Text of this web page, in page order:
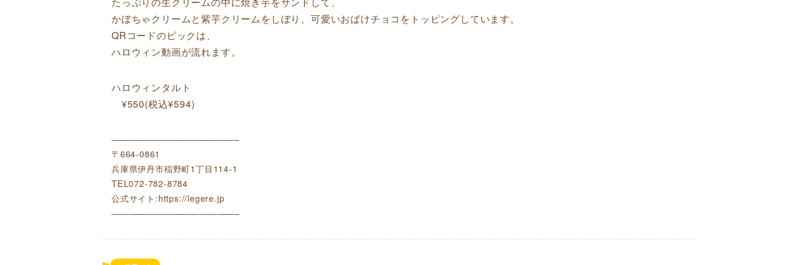
かぼちゃクリームと紫芋クリームをしぼり、可愛いおばけチョコをトッピングしています。
QRコードのピックは、
ハロウィン動画が流れます。
ハロウィンタルト
¥550(税込¥594)
——————————————–
〒664-0861
兵庫県伊丹市稲野町1丁目114-1
TEL072-782-8784
公式サイト:https://legere.jp
——————————————–